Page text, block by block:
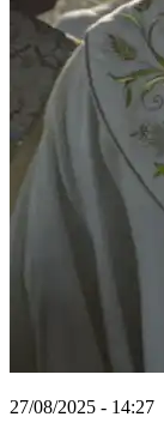
27/08/2025 - 14:27